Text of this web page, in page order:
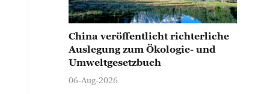
China veröffentlicht richterliche
Auslegung zum Ökologie- und
Umweltgesetzbuch
06-Aug-2026